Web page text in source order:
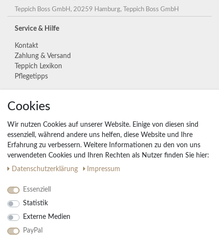
Teppich Boss GmbH, 20259 Hamburg, Teppich Boss GmbH
Service & Hilfe
Kontakt
Zahlung & Versand
Teppich Lexikon
Pflegetipps
Unternehmen
Widerrufs­recht
Vertrag widerrufen
Impressum
Daten­schutz­erklärung
AGB
Ihre Vorteile
30 Tage Rückgaberecht
Cookies
Wir nutzen Cookies auf unserer Website. Einige von diesen sind
essenziell, während andere uns helfen, diese Website und Ihre
Erfahrung zu verbessern. Weitere Informationen zu den von uns
verwendeten Cookies und Ihren Rechten als Nutzer finden Sie hier:
Daten­schutz­erklärung
Impressum
Essenziell
Statistik
Externe Medien
PayPal